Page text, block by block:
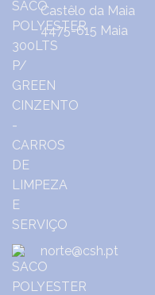
Castêlo da Maia
4475-615 Maia
norte@csh.pt